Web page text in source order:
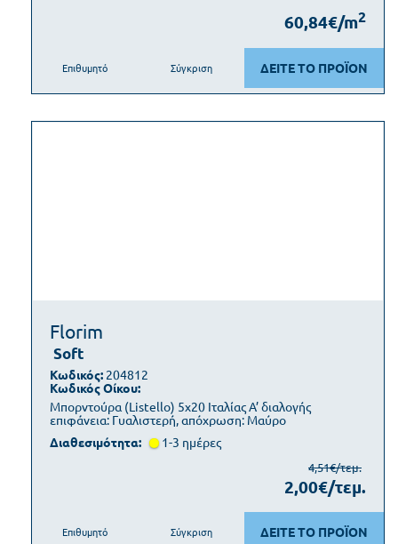
60,84€/m2
ΔΕΙΤΕ ΤΟ ΠΡΟΪΟΝ
Επιθυμητό Σύγκριση
Florim
Soft
Μπορντούρα (Listello) 5x20 Ιταλίας Α’ διαλογής
επιφάνεια: Γυαλιστερή, απόχρωση: Μαύρο
Κωδικός: 204812
Κωδικός Οίκου:
Διαθεσιμότητα: 1-3 ημέρες
4,51€/τεμ.
2,00€/τεμ.
ΔΕΙΤΕ ΤΟ ΠΡΟΪΟΝ
Επιθυμητό Σύγκριση